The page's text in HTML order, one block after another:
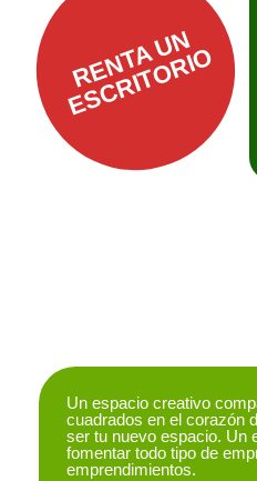
RENTA UN
ESCRITORIO
Un espacio creativo
cuadrados en el corazón
ser tu nuevo espacio. Un
fomentar todo tipo de
emprendimientos.